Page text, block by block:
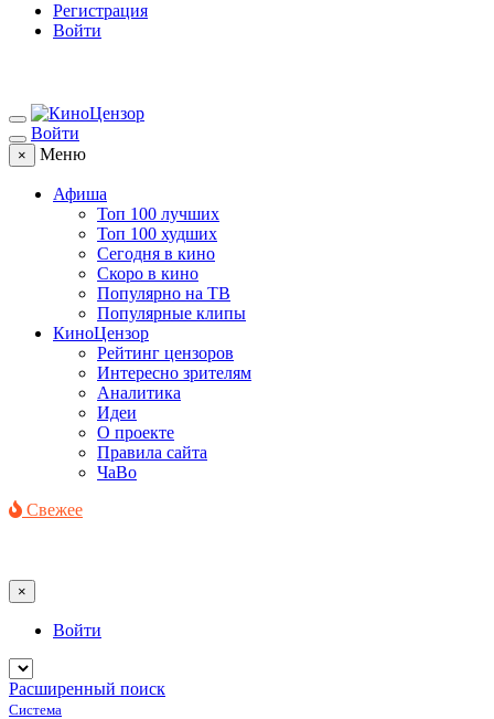
Регистрация
Войти
Войти
× Меню
Афиша
Топ 100 лучших
Топ 100 худших
Сегодня в кино
Скоро в кино
Популярно на ТВ
Популярные клипы
КиноЦензор
Рейтинг цензоров
Интересно зрителям
Аналитика
Идеи
О проекте
Правила сайта
ЧаВо
Свежее
×
Войти
Расширенный поиск
Система